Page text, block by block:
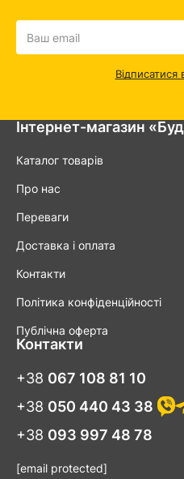
Інтернет-магазин
Каталог товарів
Про нас
Переваги
Доставка і оплата
Контакти
Політика конфіденційності
Публічна оферта
Контакти
+38 067 108 81 10
+38 050 440 43 38
+38 093 997 48 78
[email protected]
Відписатися